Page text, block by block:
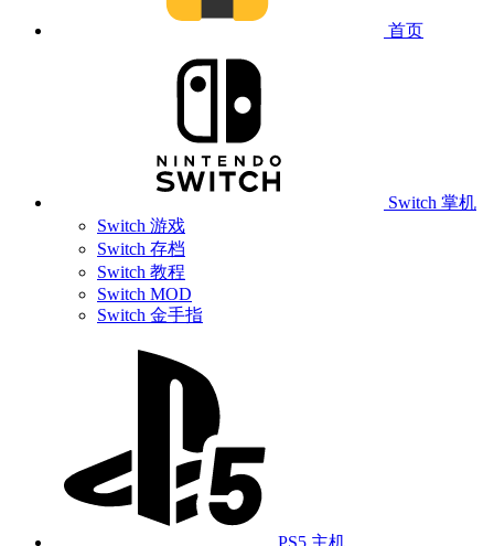
首页
Switch 掌机
Switch 游戏
Switch 存档
Switch 教程
Switch MOD
Switch 金手指